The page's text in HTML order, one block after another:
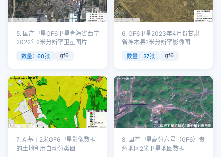
5. 国产卫星GF6卫星青海省西宁
2022年2米分辨率卫星图片
数量：60张 gf6
6. GF6卫星2023年4月份甘肃
省神木县2米分辨率影像图
数量：37张 gf6
7. AI基于2米GF6卫星影像数据
的土地利用自动分类图
8. 国产卫星高分六号（GF6）贵
州地区2米卫星地图数据